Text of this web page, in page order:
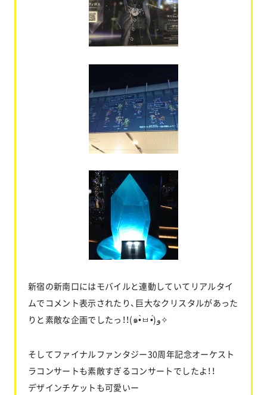
新宿の新南口にはモバイルと連動していてリアルタイ
ムでコメント表示されたり、巨大なクリスタルがあった
りと素敵な企画でしたっ！！(๑•̀ㅂ•́)و✧
そしてファイナルファンタジー30周年記念オーケスト
ラコンサートも素敵すぎるコンサートでしたよ！！
デザインチケットも可愛いー